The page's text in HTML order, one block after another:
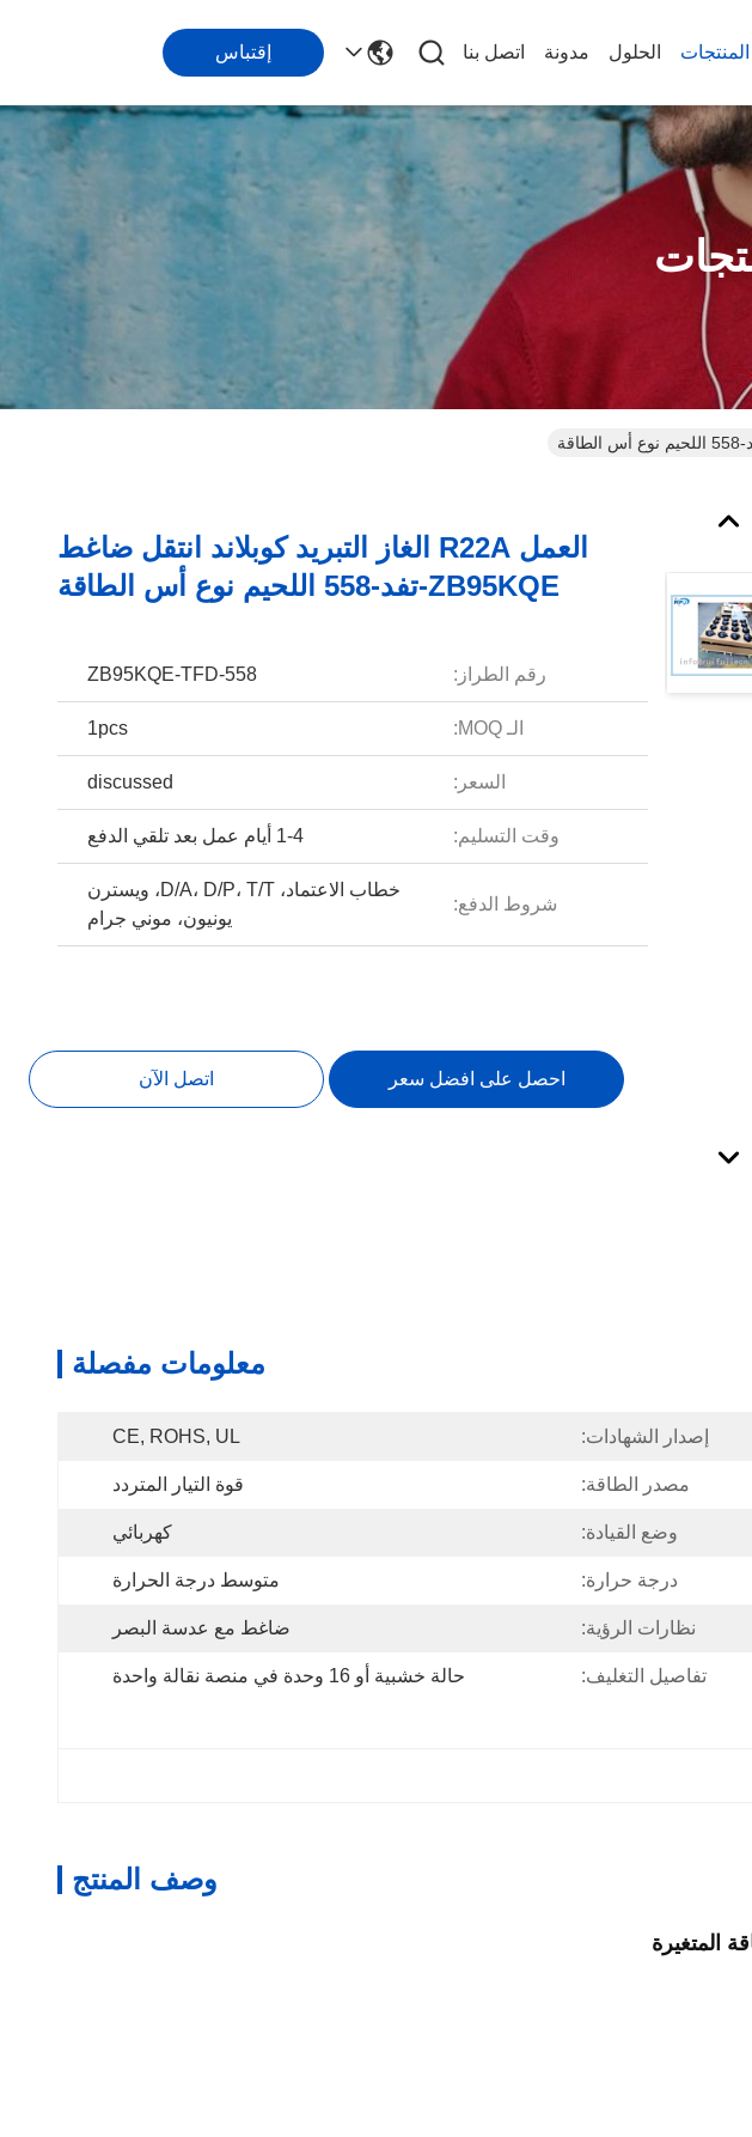
المنتجات الحلول مدونة اتصل بنا إقتباس
العمل R22A الغاز التبريد كوبلاند انتقل ضاغط
ZB95KQE-تفد-558 اللحيم نوع أس الطاقة
رقم الطراز: ZB95KQE-TFD-558
الـ MOQ: 1pcs
السعر: discussed
وقت التسليم: 1-4 أيام عمل بعد تلقي الدفع
شروط الدفع:
خطاب الاعتماد، D/A، D/P، T/T، ويسترن
يونيون، موني جرام
احصل على افضل سعر اتصل الآن
معلومات مفصلة
إصدار الشهادات: CE, ROHS, UL
مصدر الطاقة: قوة التيار المتردد
وضع القيادة: كهربائي
درجة حرارة: متوسط ​​درجة الحرارة
نظارات الرؤية: ضاغط مع عدسة البصر
تفاصيل التغليف: حالة خشبية أو 16 وحدة في منصة نقالة واحدة
وصف المنتج